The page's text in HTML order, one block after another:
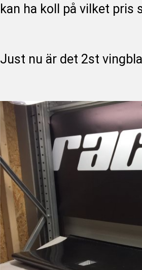
kan ha koll på vilket pris
Just nu är det 2st